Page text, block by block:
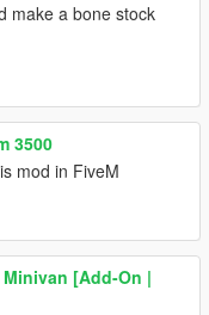
make a bone stock
3500
mod in FiveM
[Add-On |